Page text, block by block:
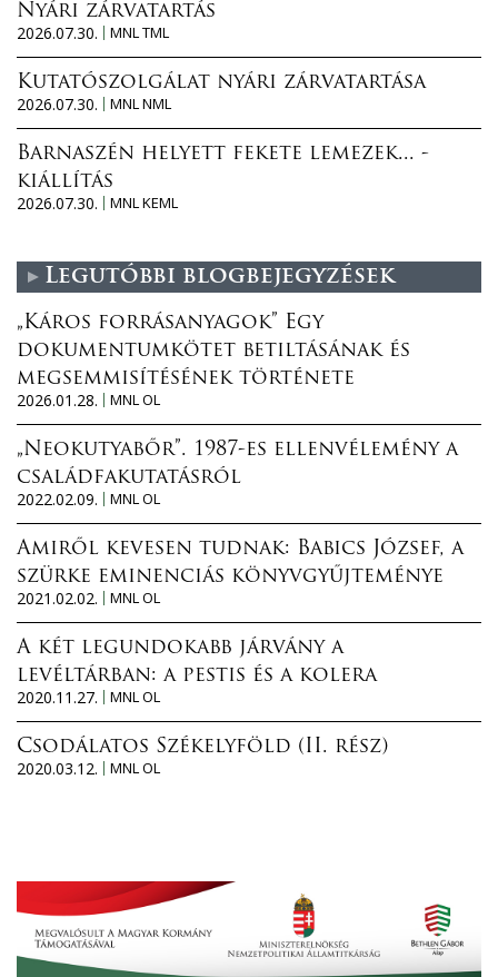
Nyári zárvatartás
2026.07.30.
MNL TML
Kutatószolgálat nyári zárvatartása
2026.07.30.
MNL NML
Barnaszén helyett fekete lemezek... -
kiállítás
2026.07.30.
MNL KEML
Legutóbbi blogbejegyzések
„Káros forrásanyagok” Egy
dokumentumkötet betiltásának és
megsemmisítésének története
2026.01.28.
MNL OL
„Neokutyabőr”. 1987-es ellenvélemény a
családfakutatásról
2022.02.09.
MNL OL
Amiről kevesen tudnak: Babics József, a
szürke eminenciás könyvgyűjteménye
2021.02.02.
MNL OL
A két legundokabb járvány a
levéltárban: a pestis és a kolera
2020.11.27.
MNL OL
Csodálatos Székelyföld (II. rész)
2020.03.12.
MNL OL